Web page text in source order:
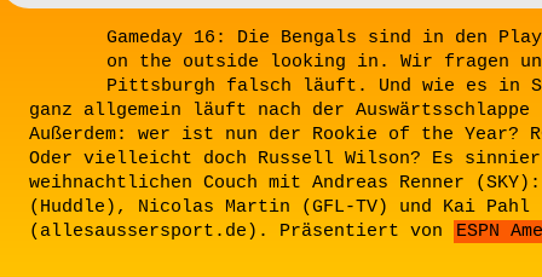
Gameday 16: Die Bengals sind in den
on the outside looking in. Wir fragen
Pittsburgh falsch läuft. Und wie es in
ganz allgemein läuft nach der
Außerdem: wer ist nun der Rookie of the Year?
Oder vielleicht doch Russell Wilson? Es
weihnachtlichen Couch mit Andreas Renner
(Huddle), Nicolas Martin (GFL-TV) und Kai Pahl
(allesaussersport.de). Präsentiert von
ESPN